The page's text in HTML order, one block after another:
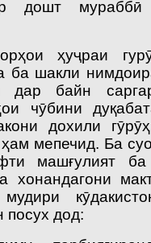
дошт мураббӣ
ҳуҷраи
ба шакли
дар байн
чӯбини
дохили
мепечид. Ба
машғулият ба
хонандагони
мудири
посух дод: